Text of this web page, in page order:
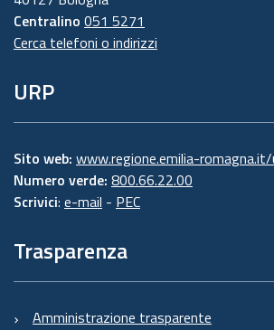
Centralino 051 5271
Cerca telefoni o indirizzi
URP
Sito web: www.regione.emilia-
Numero verde: 800.66.22.00
Scrivici: e-mail - PEC
Trasparenza
Amministrazione trasparente